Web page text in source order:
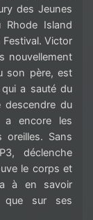
des Jeunes
Rhode Island
Victor
nouvellement
son père, est
a sauté du
descendre du
encore les
Sans
déclenche
le corps et
à en savoir
que sur ses